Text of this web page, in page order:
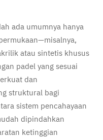
ada umumnya hanya
atau sintetis khusus
padel yang sesuai
dan
struktural bagi
sistem pencahayaan
dipindahkan
ketinggian